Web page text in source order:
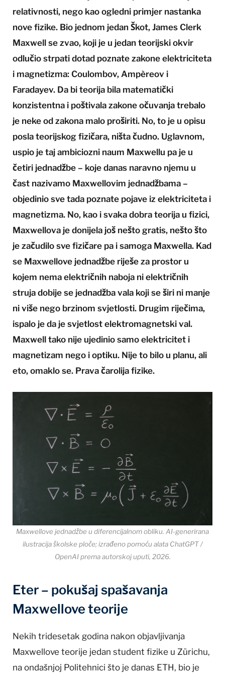
relativnosti, nego kao ogledni primjer nastanka
nove fizike. Bio jednom jedan Škot, James Clerk
Maxwell se zvao, koji je u jedan teorijski okvir
odlučio strpati dotad poznate zakone elektriciteta
i magnetizma: Coulombov, Ampèreov i
Faradayev. Da bi teorija bila matematički
konzistentna i poštivala zakone očuvanja trebalo
je neke od zakona malo proširiti. No, to je u opisu
posla teorijskog fizičara, ništa čudno. Uglavnom,
uspio je taj ambiciozni naum Maxwellu pa je u
četiri jednadžbe – koje danas naravno njemu u
čast nazivamo Maxwellovim jednadžbama –
objedinio sve tada poznate pojave iz elektriciteta i
magnetizma. No, kao i svaka dobra teorija u fizici,
Maxwellova je donijela još nešto gratis, nešto što
je začudilo sve fizičare pa i samoga Maxwella. Kad
se Maxwellove jednadžbe riješe za prostor u
kojem nema električnih naboja ni električnih
struja dobije se jednadžba vala koji se širi ni manje
ni više nego brzinom svjetlosti. Drugim riječima,
ispalo je da je svjetlost elektromagnetski val.
Maxwell tako nije ujedinio samo elektricitet i
magnetizam nego i optiku. Nije to bilo u planu, ali
eto, omaklo se. Prava čarolija fizike.
Maxwellove jednadžbe u diferencijalnom obliku. AI-generirana
ilustracija školske ploče; izrađeno pomoću alata ChatGPT /
OpenAI prema autorskoj uputi, 2026.
Eter – pokušaj spašavanja
Maxwellove teorije
Nekih tridesetak godina nakon objavljivanja
Maxwellove teorije jedan student fizike u Zürichu,
na ondašnjoj Politehnici što je danas ETH, bio je